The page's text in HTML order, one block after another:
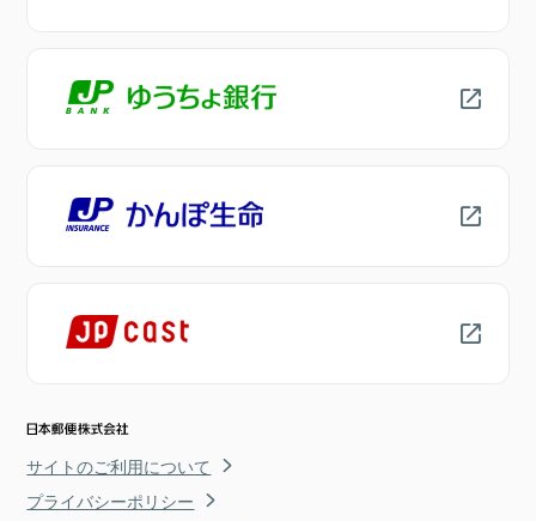
サイトのご利用について
プライバシーポリシー